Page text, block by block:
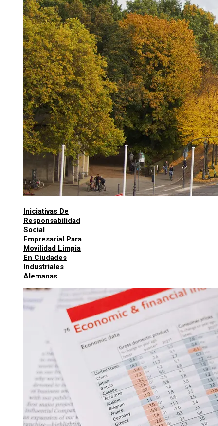
Iniciativas De
Responsabilidad
Social
Empresarial Para
Movilidad Limpia
En Ciudades
Industriales
Alemanas